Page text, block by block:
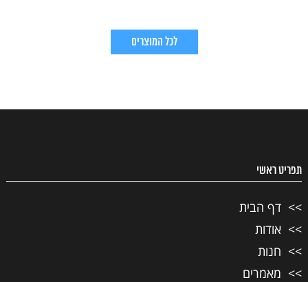
לכל המוצרים
תפריט ראשי
דף הבית
אודות
חנות
מאמרים